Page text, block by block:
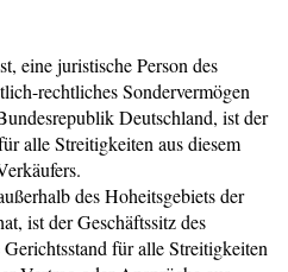
eine juristische Person des
rechtliches Sondervermögen
Deutschland, ist der
alle Streitigkeiten aus diesem
des Hoheitsgebiets der
ist der Geschäftssitz des
für alle Streitigkeiten